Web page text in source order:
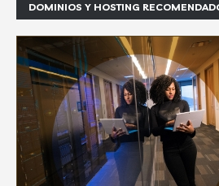
DOMINIOS Y HOSTING